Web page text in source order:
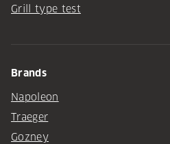
Grill type test
Brands
Napoleon
Traeger
Gozney